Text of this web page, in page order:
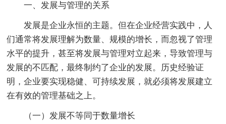
一、发展与管理的关系
发展是企业永恒的主题。但在企业经营实践中，人
们通常将发展理解为数量、规模的增长，而忽视了管理
水平的提升，甚至将发展与管理对立起来，导致管理与
发展的不匹配，最终制约了企业的发展。历史经验证
明，企业要实现稳健、可持续发展，就必须将发展建立
在有效的管理基础之上。
（一）发展不等同于数量增长